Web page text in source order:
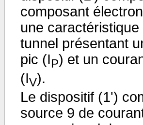
composant
une caractéristique
tunnel présentant
pic (IP) et un
(IV).
Le dispositif (1')
source 9 de